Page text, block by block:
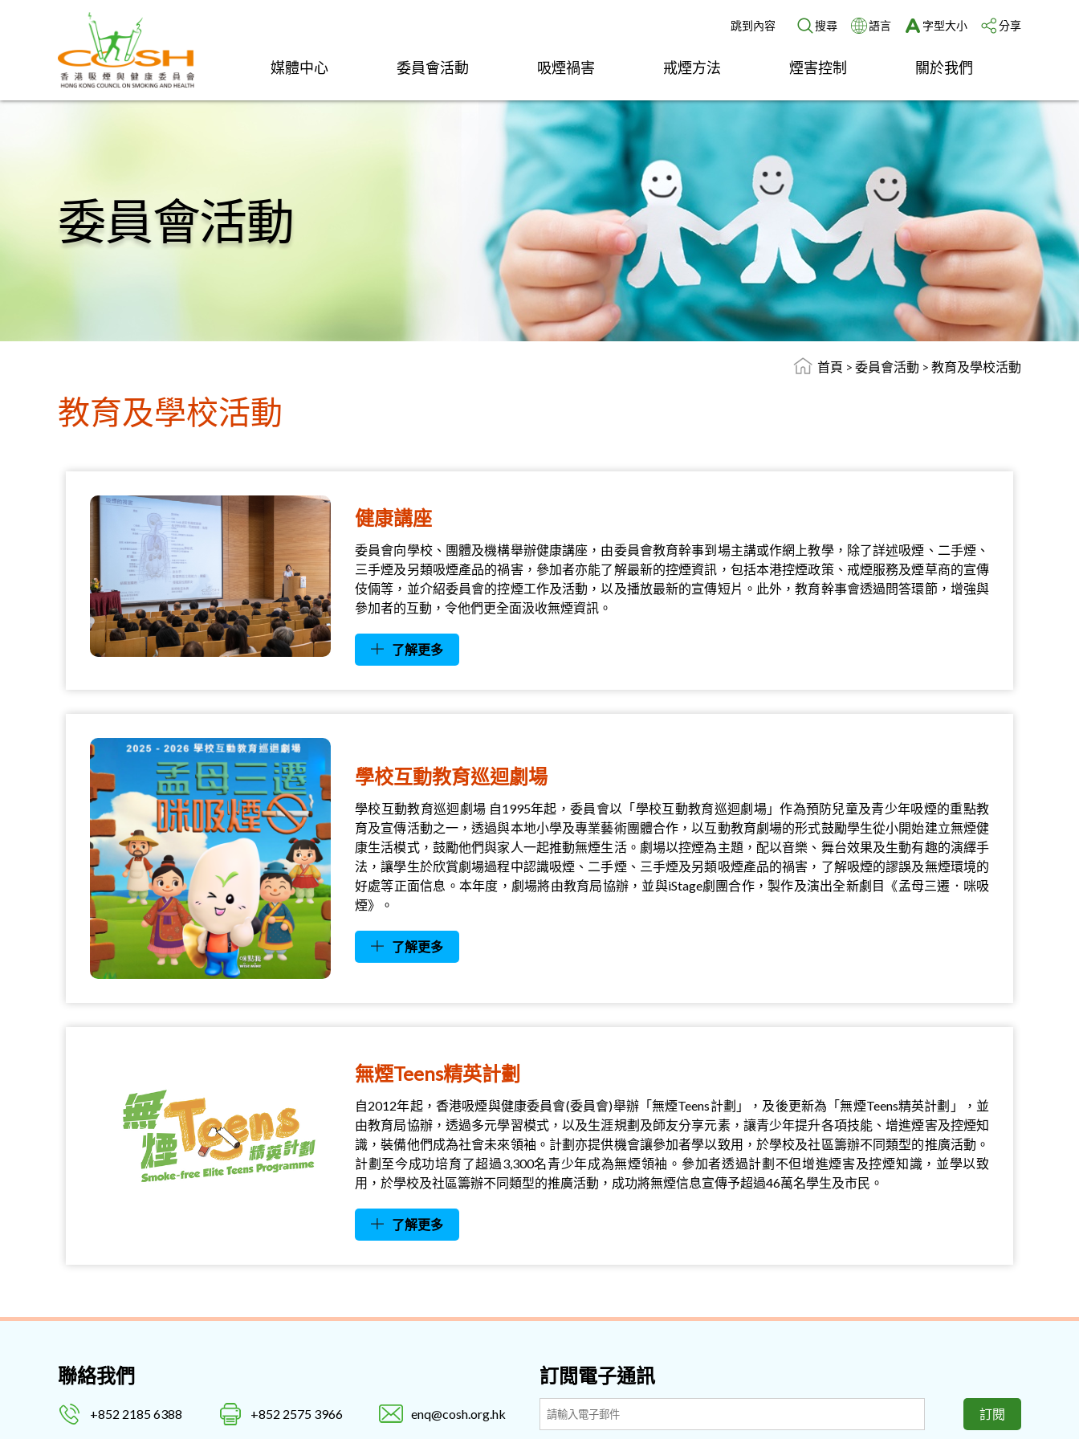
跳到內容 搜尋 語言 字型大小 分享
媒體中心 委員會活動 吸煙禍害 戒煙方法 煙害控制 關於我們
委員會活動
首頁 > 委員會活動 > 教育及學校活動
教育及學校活動
健康講座
委員會向學校、團體及機構舉辦健康講座，由委員會教育幹事到場主講或作網上教學，除了詳述吸煙、二手煙、
三手煙及另類吸煙產品的禍害，參加者亦能了解最新的控煙資訊，包括本港控煙政策、戒煙服務及煙草商的宣傳
伎倆等，並介紹委員會的控煙工作及活動，以及播放最新的宣傳短片。此外，教育幹事會透過問答環節，增強與
參加者的互動，令他們更全面汲收無煙資訊。
了解更多
學校互動教育巡迴劇場
學校互動教育巡迴劇場 自1995年起，委員會以「學校互動教育巡迴劇場」作為預防兒童及青少年吸煙的重點教
育及宣傳活動之一，透過與本地小學及專業藝術團體合作，以互動教育劇場的形式鼓勵學生從小開始建立無煙健
康生活模式，鼓勵他們與家人一起推動無煙生活。劇場以控煙為主題，配以音樂、舞台效果及生動有趣的演繹手
法，讓學生於欣賞劇場過程中認識吸煙、二手煙、三手煙及另類吸煙產品的禍害，了解吸煙的謬誤及無煙環境的
好處等正面信息。本年度，劇場將由教育局協辦，並與iStage劇團合作，製作及演出全新劇目《孟母三遷．咪吸
煙》。
了解更多
無煙Teens精英計劃
自2012年起，香港吸煙與健康委員會(委員會)舉辦「無煙Teens計劃」，及後更新為「無煙Teens精英計劃」，並
由教育局協辦，透過多元學習模式，以及生涯規劃及師友分享元素，讓青少年提升各項技能、增進煙害及控煙知
識，裝備他們成為社會未來領袖。計劃亦提供機會讓參加者學以致用，於學校及社區籌辦不同類型的推廣活動。
計劃至今成功培育了超過3,300名青少年成為無煙領袖。參加者透過計劃不但增進煙害及控煙知識，並學以致
用，於學校及社區籌辦不同類型的推廣活動，成功將無煙信息宣傳予超過46萬名學生及市民。
了解更多
聯絡我們
+852 2185 6388 +852 2575 3966 enq@cosh.org.hk
訂閲電子通訊
訂閱